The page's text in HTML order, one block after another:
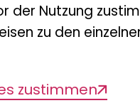
der Nutzung
zu den
zustimmen